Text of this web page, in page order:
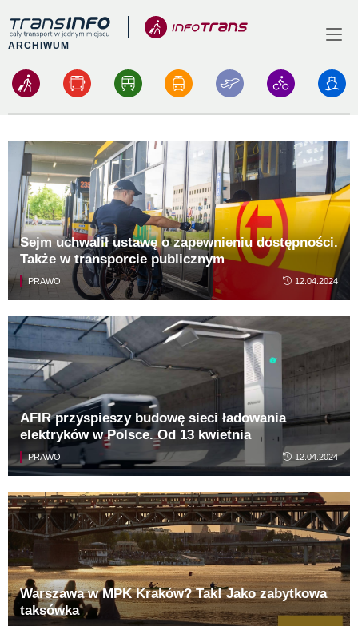
Logo
ARCHIWUM Menu
Sejm uchwalił ustawę o zapewnieniu dostępności.
Także w transporcie publicznym
PRAWO 12.04.2024
AFIR przyspieszy budowę sieci ładowania
elektryków w Polsce. Od 13 kwietnia
PRAWO 12.04.2024
Warszawa w MPK Kraków? Tak! Jako zabytkowa
taksówka